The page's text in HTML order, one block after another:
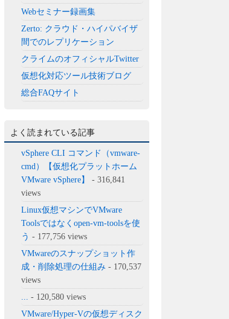
Webセミナー録画集
Zerto: クラウド・ハイパバイザ
間でのレプリケーション
クライムのオフィシャルTwitter
仮想化対応ツール技術ブログ
総合FAQサイト
よく読まれている記事
vSphere CLI コマンド（vmware-
cmd）【仮想化プラットホーム
VMware vSphere】
- 316,841
views
Linux仮想マシンでVMware
Toolsではなくopen-vm-toolsを使
う - 177,756 views
VMwareのスナップショット作
成・削除処理の仕組み - 170,537
views
- 120,580 views
VMware/Hyper-Vの仮想ディスク